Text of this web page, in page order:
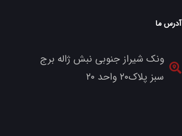
آدرس ما
ونک شیراز جنوبی نبش ژاله برج
سبز پلاک۲۰ واحد ۲۰